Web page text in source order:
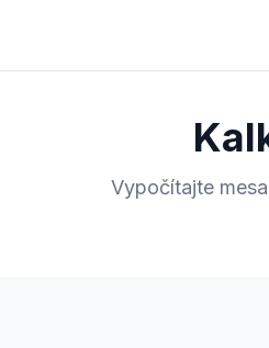
Vypočítajte